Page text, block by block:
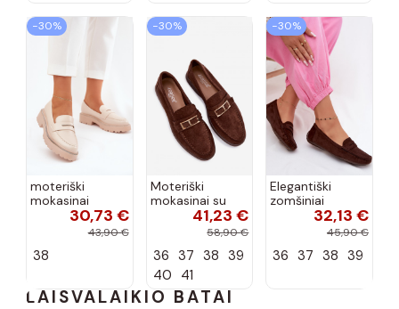
−30%
moteriški
mokasinai
dirbtinės odos
su tviskančiomis
spalvos INilamla
30,73 €
43,90 €
38
−30%
Moteriški
mokasinai su
sagtimis41,23 €
58,90 €
36 37 38 39
40 41
−30%
Elegantiški
zomšiniai
mokasinai32,13 €
45,90 €
36 37 38 39
LAISVALAIKIO BATAI